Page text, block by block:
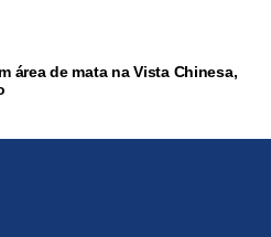
área de mata na Vista Chinesa,